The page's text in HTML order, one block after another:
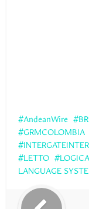
AndeanWire
GRMCOLOMBIA
LETTO
LANGUAGE